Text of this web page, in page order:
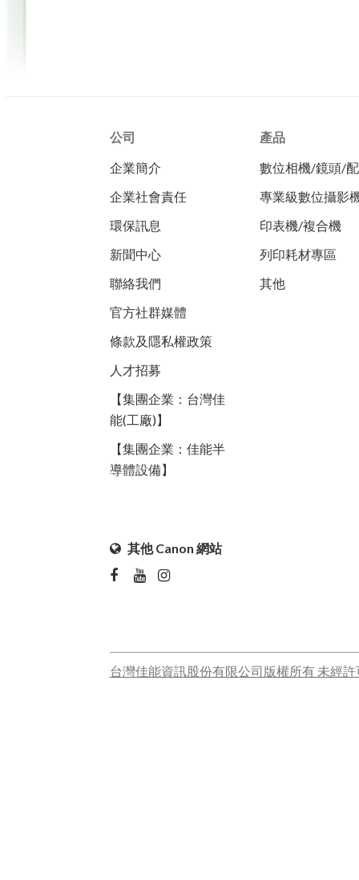
公司
企業簡介
企業社會責任
環保訊息
新聞中心
聯絡我們
官方社群媒體
條款及隱私權政策
人才招募
【集團企業：台灣佳
能(工廠)】
【集團企業：佳能半
導體設備】
產品
數位相機/鏡頭/
專業級數位攝影
印表機/複合機
列印耗材專區
其他
其他 Canon 網站
台灣佳能資訊股份有限公司版權所有 未經